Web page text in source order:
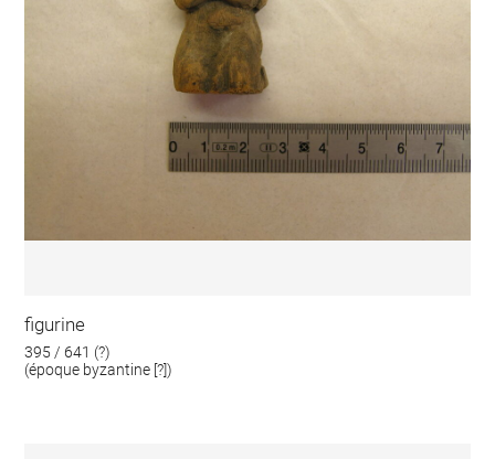
figurine
395 / 641 (?)
(époque byzantine [?])